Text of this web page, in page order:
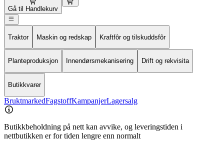
Gå til Handlekurv
Traktor Maskin og redskap Kraftfôr og tilskuddsfôr
Planteproduksjon Innendørsmekanisering Drift og rekvisita
Butikkvarer
BruktmarkedFagstoffKampanjerLagersalg
Butikkbeholdning på nett kan avvike, og leveringstiden i
nettbutikken er for tiden lengre enn normalt